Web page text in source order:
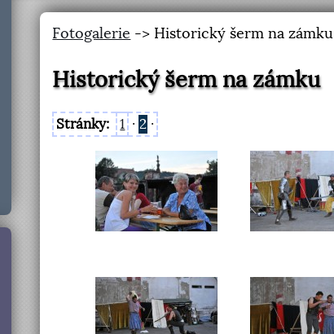
Fotogalerie -> Historický šerm na zámku
Historický šerm na zámku
Stránky: 1 · 2 ·